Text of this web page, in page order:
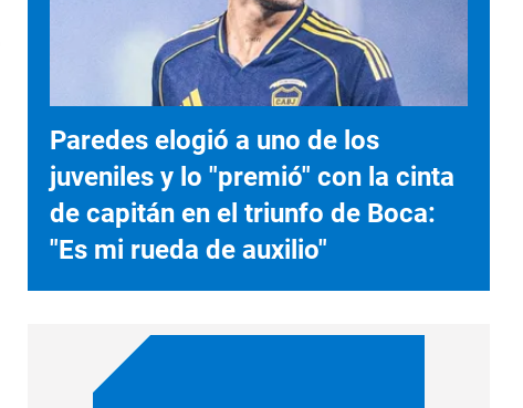
Paredes elogió a uno de los
juveniles y lo "premió" con la cinta
de capitán en el triunfo de Boca:
"Es mi rueda de auxilio"